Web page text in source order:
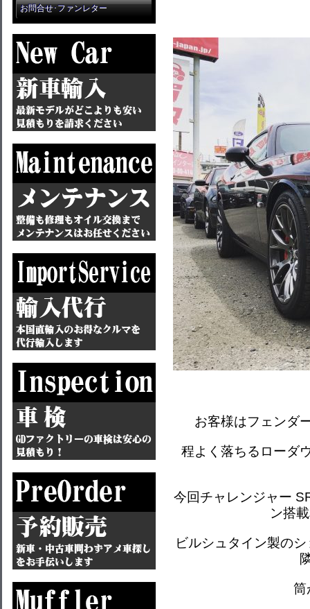
お問合せ･ファンレター
お客様はフェンダ
程よく落ちるローダ
今回チャレンジャー
ン搭
ビルシュタイン製の
筒